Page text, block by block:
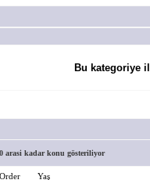
Bu kategoriye
arasi kadar konu gösteriliyor
Yaş